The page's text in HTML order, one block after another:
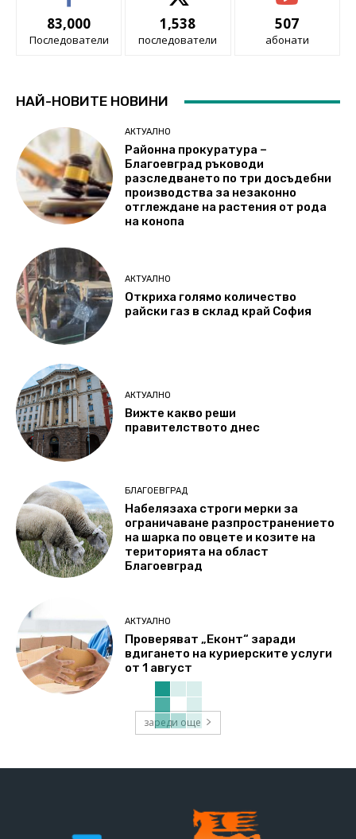
83,000
Последователи
1,538
последователи
507
абонати
НАЙ-НОВИТЕ НОВИНИ
АКТУАЛНО
Районна прокуратура –
Благоевград ръководи
разследването по три досъдебни
производства за незаконно
отглеждане на растения от рода
на конопа
АКТУАЛНО
Откриха голямо количество
райски газ в склад край София
АКТУАЛНО
Вижте какво реши
правителството днес
БЛАГОЕВГРАД
Набелязаха строги мерки за
ограничаване разпространението
на шарка по овцете и козите на
територията на област
Благоевград
АКТУАЛНО
Проверяват „Еконт“ заради
вдигането на куриерските услуги
от 1 август
зареди още